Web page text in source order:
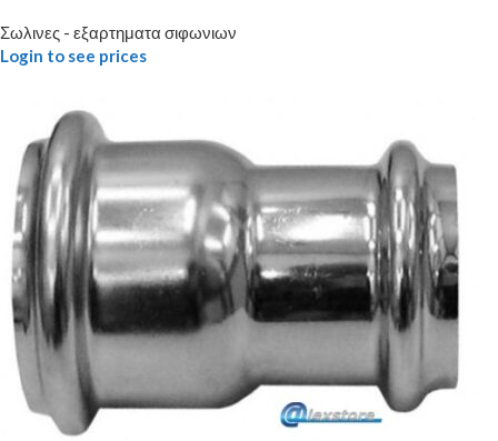
Σωλινες - εξαρτηματα σιφωνιων
Login to see prices